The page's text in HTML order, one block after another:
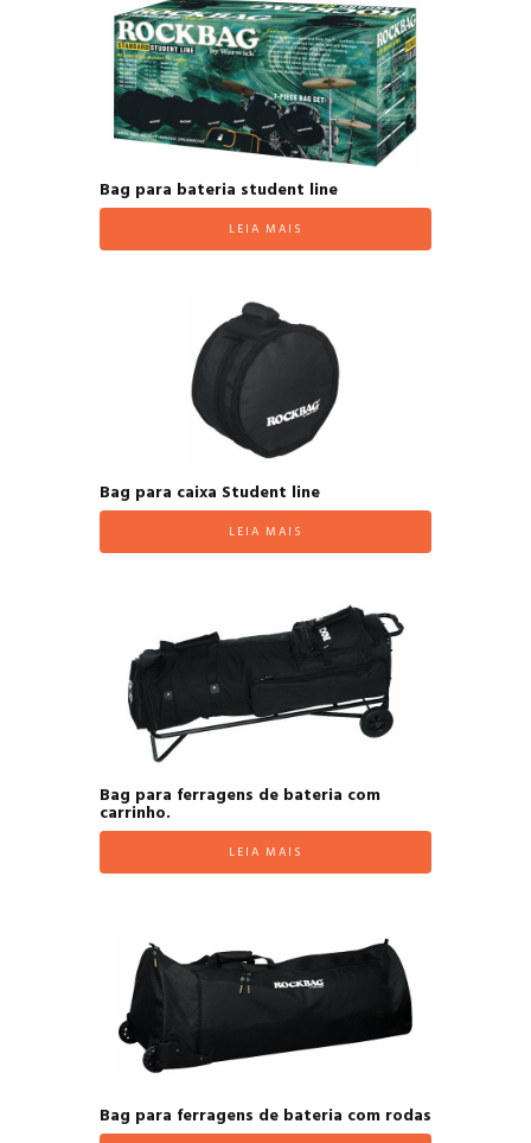
Bag para bateria student line
LEIA MAIS
Bag para caixa Student line
LEIA MAIS
Bag para ferragens de bateria com
carrinho.
LEIA MAIS
Bag para ferragens de bateria com rodas